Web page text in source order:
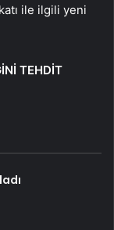
ile ilgili yeni
TEHDİT